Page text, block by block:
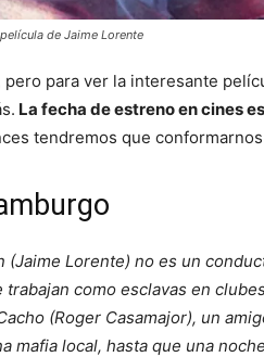
de Jaime Lorente
para ver la interesante
La fecha de estreno en cines
tendremos que
(Jaime Lorente) no es un
como esclavas en
(Roger Casamajor), un
mafia local, hasta que una